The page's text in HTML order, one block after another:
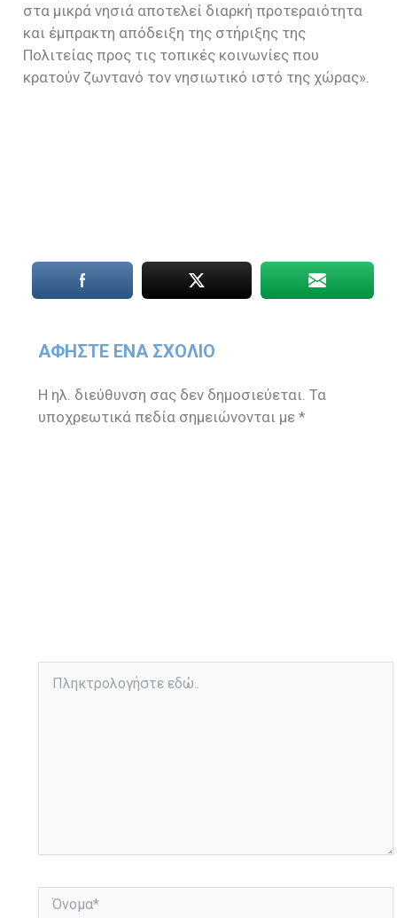
στα μικρά νησιά αποτελεί διαρκή προτεραιότητα
και έμπρακτη απόδειξη της στήριξης της
Πολιτείας προς τις τοπικές κοινωνίες που
κρατούν ζωντανό τον νησιωτικό ιστό της χώρας».
ΑΦΉΣΤΕ ΈΝΑ ΣΧΌΛΙΟ
Η ηλ. διεύθυνση σας δεν δημοσιεύεται. Τα
υποχρεωτικά πεδία σημειώνονται με*
εδώ..
Όνομα*